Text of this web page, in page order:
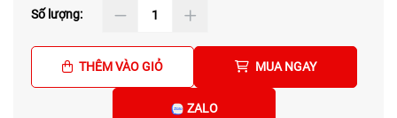
Số lượng:
THÊM VÀO GIỎ MUA NGAY
ZALO